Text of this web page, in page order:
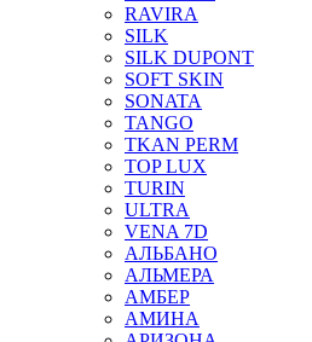
RAVIRA
SILK
SILK DUPONT
SOFT SKIN
SONATA
TANGO
TKAN PERM
TOP LUX
TURIN
ULTRA
VENA 7D
АЛЬБАНО
АЛЬМЕРА
АМБЕР
АМИНА